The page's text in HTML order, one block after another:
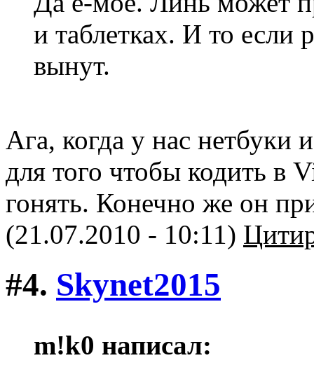
и таблетках. И то если
вынут.
Ага, когда у нас нетбуки
для того чтобы кодить в
гонять. Конечно же он
(21.07.2010 - 10:11)
#4. Skynet2015
m!k0 написал: